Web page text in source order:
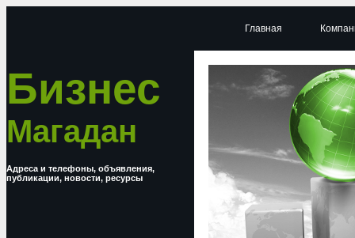
Бизнес
Магадан
Адреса и телефоны, объявления,
публикации, новости, ресурсы
Главная